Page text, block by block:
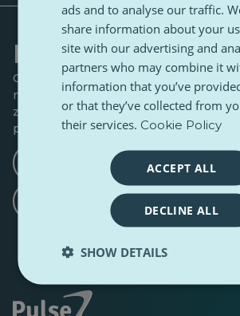
Kształt rozmowy
Czy masz coś do dodania do tej historii?
na wywiady lub kąty, które
znać, jeśli chcesz napisać kontynuację,
podzielić się podobną historią.
Napisz artykuł z
Napisz powiązany
ads and to analyse our traffic.
share information about your
site with our advertising and
partners who may combine it
information that you’ve
or that they’ve collected from
their services. Cookie Policy
ACCEPT ALL
DECLINE ALL
SHOW DETAILS